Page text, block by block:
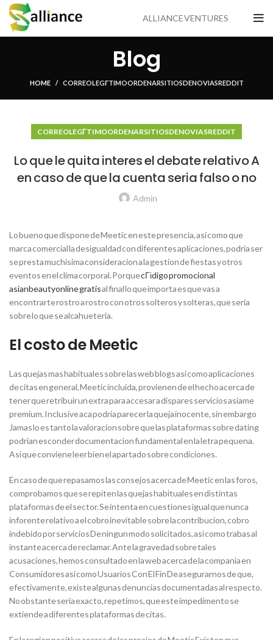
ALLIANCE VENTURES
Blog
HOME CORREO LEGГ­TIMO ORDENAR SITIOS DE NOVIAS REDDIT
CORREO LEGГ­TIMO ORDENAR SITIOS DE NOVIAS REDDIT
Lo que le quita interes el debate relativo A
en caso de que la cuenta seria falso o no
Admin
Lo bueno que dispone de Meetic en este presencia, asi como que
marca comercial la desigualdad con diferentes aplicaciones, podria ser
se presta muchisima consideracion a la gestion de fiestas y otros
eventos en el clima corporal. PorquecГіdigo promocional
asianbeautyonline gratisal final lo que importa es que vas a
encontrarte rostro a rostro con otros solteros y solteras, que seria
sobre lo que se alcahueteria.
El costo de Meetic
Las quejas mas habituales sobre las web blogs asi­ como aplicaciones
de citas en general, Meetic incluida, provienen de el hecho acerca de
tener que retribuir un extra para accesar a dispares servicios asiame
premium. Inclusive aca podria parecer la queja inocente, sin embargo
Jamas lo es tanto la valoracion sobre que las plataformas sobre dating
podrian esconder documentacion fundamental en la letra pequena.
Asi que conviene leer bien el apartado sobre condiciones.
En caso de que repasamos las consejos acerca de Meetic en las foros,
comprobamos que se repiten las quejas habituales en distintas
plataformas de el sector.Se intenta en cuestiones igual que nunca
inforente relativo a el cobro inevitable sobre la contribucion, cobro
indebido por servicios De ningun modo solicitados, asi como trabas al
instante acerca de reclamar. Ante la gravedad sobre tales
acusaciones, hemos consultado en la web acerca de la compania en
Consumidores asi como Usuarios Con El Fin De asegurarnos de que,
efectivamente, existe algunas denuncias documentadas al respecto.
No obstante seria exacto, repetimos, que este impedimento se
extiende a diferentes plataformas de citas.